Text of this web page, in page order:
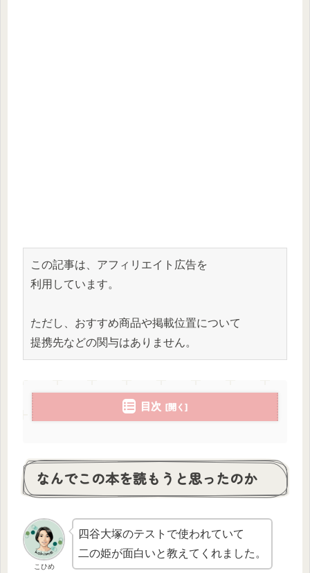
この記事は、アフィリエイト広告を
利用しています。
ただし、おすすめ商品や掲載位置について
提携先などの関与はありません。
目次
なんでこの本を読もうと思ったのか
こひめ
四谷大塚のテストで使われていて
二の姫が面白いと教えてくれました。